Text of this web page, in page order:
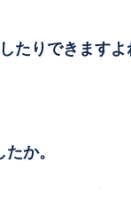
たりできますよ
か。